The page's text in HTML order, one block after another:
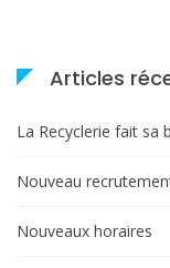
Articles
La Recyclerie fait sa
Nouveau
Nouveaux horaires